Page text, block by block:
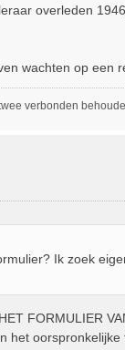
overleden
wachten op een
verbonden
Ik zoek
FORMULIER
het